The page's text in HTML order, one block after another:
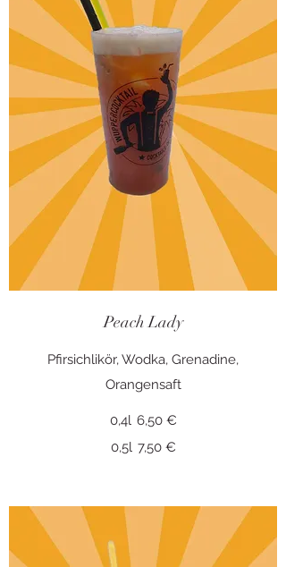
Peach Lady
Pfirsichlikör, Wodka, Grenadine,
Orangensaft
0,4l 6,50 €
0,5l 7,50 €